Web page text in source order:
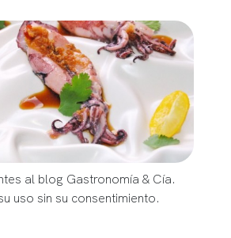
al blog Gastronomía & Cía.
uso sin su consentimiento.